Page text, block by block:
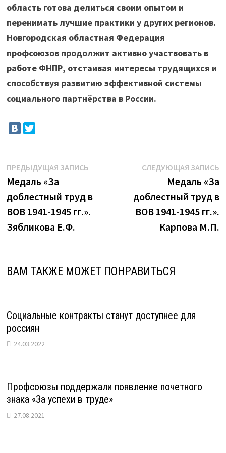
область готова делиться своим опытом и
перенимать лучшие практики у других регионов.
Новгородская областная Федерация
профсоюзов продолжит активно участвовать в
работе ФНПР, отстаивая интересы трудящихся и
способствуя развитию эффективной системы
социального партнёрства в России.
Навигация
по
записям
ПРЕДЫДУЩАЯ ЗАПИСЬ
Медаль «За
доблестный труд в
ВОВ 1941-1945 гг.».
Зябликова Е.Ф.
СЛЕДУЮЩАЯ ЗАПИСЬ
Медаль «За
доблестный труд в
ВОВ 1941-1945 гг.».
Карпова М.П.
ВАМ ТАКЖЕ МОЖЕТ ПОНРАВИТЬСЯ
Социальные контракты станут доступнее для
россиян
24.03.2022
Профсоюзы поддержали появление почетного
знака «За успехи в труде»
27.08.2021